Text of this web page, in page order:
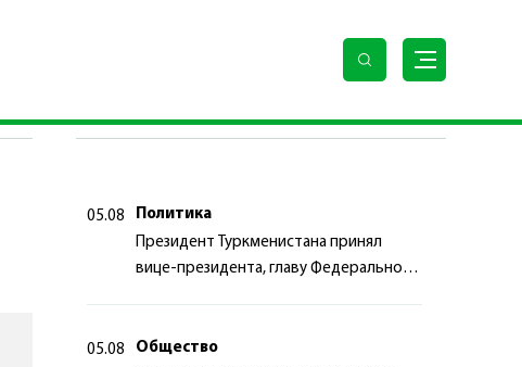
05.08
Политика
Президент Туркменистана принял
вице-президента, главу Федерального
05.08
Общество